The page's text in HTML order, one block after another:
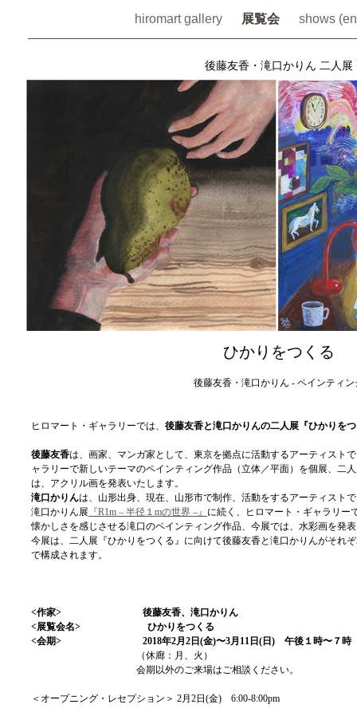
hiromart gallery 展覧会 shows
後藤友香・滝口かりん 二人展
ひかりをつくる
後藤友香・滝口かりん - ペインティン
ヒロマート・ギャラリーでは、 後藤友香と滝口かりんの二人展『ひかりを
後藤友香は、画家、マンガ家として、東京を拠点に活動するアーティスト
ャラリーで新しいテーマのペインティング作品（立体／平面）を個展、二
は、アクリル画を発表いたします。
滝口かりんは、山形出身、現在、山形市で制作、活動をするアーティスト
滝口かりん展 『R1m – 半径１mの世界 –』 に続く、ヒロマート・ギャラリー
懐かしさを感じさせる滝口のペインティング作品、今展では、水彩画を発
今展は、二人展『ひかりをつくる』に向けて後藤友香と滝口かりんがそれ
で構成されます。
<作家> 後藤友香、滝口かりん
<展覧会名> ひかりをつくる
<会期> 2018年2月2日(金)〜3月11日(日) 午後１時〜７時
（休廊：月、火）
会期以外のご来場はご相談ください。
＜オープニング・レセプション＞ 2月2日(金) 6:00-8:00pm